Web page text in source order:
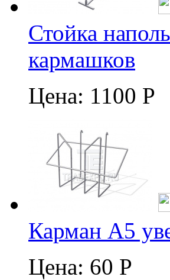
Стойка
кармашков
Цена: 1100 Р
Карман А5
Цена: 60 Р